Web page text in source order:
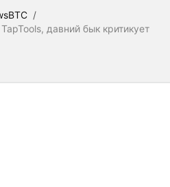
/
давний бык критикует